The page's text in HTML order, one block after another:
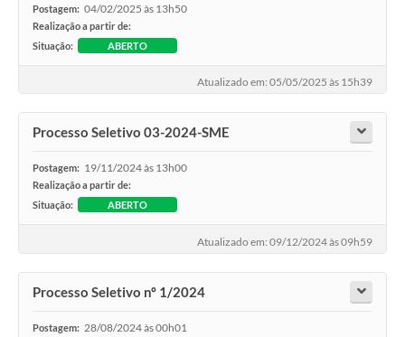
Postagem: 04/02/2025 às 13h50
Realização a partir de:
Situação:
ABERTO
Atualizado em: 05/05/2025 às 15h39
Processo Seletivo 03-2024-SME
Postagem: 19/11/2024 às 13h00
Realização a partir de:
Situação:
ABERTO
Atualizado em: 09/12/2024 às 09h59
Processo Seletivo nº 1/2024
Postagem: 28/08/2024 às 00h01